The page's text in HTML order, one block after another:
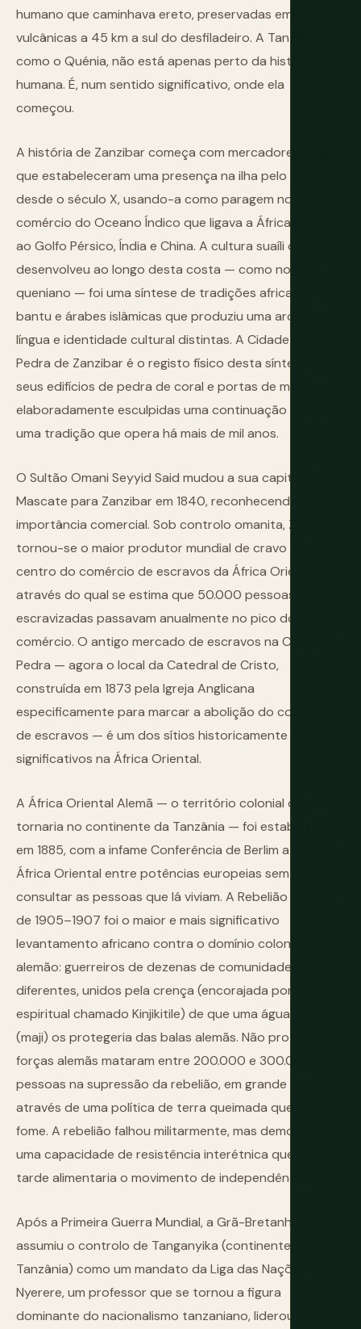
humano que caminhava ereto, preservadas em cinzas
vulcânicas a 45 km a sul do desfiladeiro. A Tanzânia,
como o Quénia, não está apenas perto da história
humana. É, num sentido significativo, onde ela
começou.
A história de Zanzibar começa com mercadores árabes
que estabeleceram uma presença na ilha pelo menos
desde o século X, usando-a como paragem no rede de
comércio do Oceano Índico que ligava a África Oriental
ao Golfo Pérsico, Índia e China. A cultura suaíli que se
desenvolveu ao longo desta costa — como no lado
queniano — foi uma síntese de tradições africanas
bantu e árabes islâmicas que produziu uma arquitetura,
língua e identidade cultural distintas. A Cidade de
Pedra de Zanzibar é o registo físico desta síntese, os
seus edifícios de pedra de coral e portas de madeira
elaboradamente esculpidas uma continuação direta de
uma tradição que opera há mais de mil anos.
O Sultão Omani Seyyid Said mudou a sua capital de
Mascate para Zanzibar em 1840, reconhecendo a sua
importância comercial. Sob controlo omanita, Zanzibar
tornou-se o maior produtor mundial de cravo e o
centro do comércio de escravos da África Oriental,
através do qual se estima que 50.000 pessoas
escravizadas passavam anualmente no pico do
comércio. O antigo mercado de escravos na Cidade de
Pedra — agora o local da Catedral de Cristo,
construída em 1873 pela Igreja Anglicana
especificamente para marcar a abolição do comércio
de escravos — é um dos sítios historicamente mais
significativos na África Oriental.
A África Oriental Alemã — o território colonial que se
tornaria no continente da Tanzânia — foi estabelecida
em 1885, com a infame Conferência de Berlim a dividir a
África Oriental entre potências europeias sem
consultar as pessoas que lá viviam. A Rebelião Maji Maji
de 1905–1907 foi o maior e mais significativo
levantamento africano contra o domínio colonial
alemão: guerreiros de dezenas de comunidades étnicas
diferentes, unidos pela crença (encorajada por um líder
espiritual chamado Kinjikitile) de que uma água sagrada
(maji) os protegeria das balas alemãs. Não protegeu. As
forças alemãs mataram entre 200.000 e 300.000
pessoas na supressão da rebelião, em grande parte
através de uma política de terra queimada que criou
fome. A rebelião falhou militarmente, mas demonstrou
uma capacidade de resistência interétnica que mais
tarde alimentaria o movimento de independência.
Após a Primeira Guerra Mundial, a Grã-Bretanha
assumiu o controlo de Tanganyika (continente da
Tanzânia) como um mandato da Liga das Nações. Julius
Nyerere, um professor que se tornou a figura
dominante do nacionalismo tanzaniano, liderou o país à